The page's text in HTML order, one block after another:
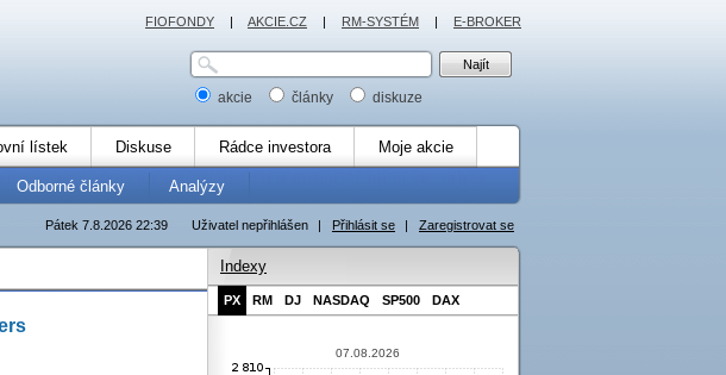
akcie články diskuze
lístek Diskuse Rádce investora Moje akcie
Odborné články Analýzy
Uživatel nepřihlášen | Přihlásit se | Zaregistrovat se
Pátek 7.8.2026 22:39
Indexy
PX RM DJ NASDAQ SP500 DAX
07.08.2026
FIOFONDY | AKCIE.CZ | RM-SYSTÉM | E-BROKER